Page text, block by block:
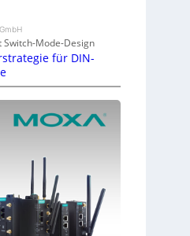
Mode-Design
für DIN-